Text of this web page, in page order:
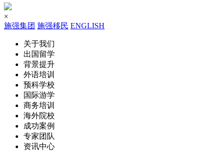
×
施强集团 施强移民 ENGLISH
关于我们
出国留学
背景提升
外语培训
预科学校
国际游学
商务培训
海外院校
成功案例
专家团队
资讯中心